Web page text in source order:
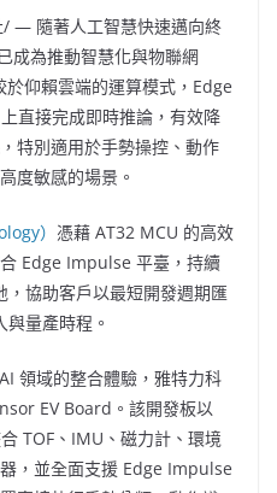
— 隨著人工智慧快速邁向終
成為推動智慧化與物聯網
於仰賴雲端的運算模式，Edge
直接完成即時推論，有效降
特別適用於手勢操控、動作
度敏感的場景。
） 憑藉 AT32 MCU 的高效
Edge Impulse 平臺，持續
協助客戶以最短開發週期匯
量產時程。
領域的整合體驗，雅特力科
EV Board。該開發板以
TOF、IMU、磁力計、環境
，並全面支援 Edge Impulse